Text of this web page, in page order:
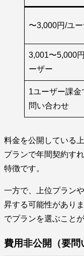
〜3,000円/ユ
3,001〜5,000
ーザー
1ユーザー課金
問い合わせ
料金を公開している
プランで年間契約す
特徴です。
一方で、上位プラン
昇する可能性があり
でプランを選ぶこと
費用非公開（要問